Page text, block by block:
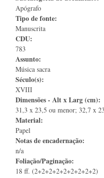
Apógrafo
Tipo de fonte:
Manuscrita
CDU:
783
Assunto:
Música sacra
Século(s):
XVIII
Dimensões - Alt x Larg (cm):
31,3 x 23,5 ou menor; 32,7 x
Material:
Papel
Notas de encadernação:
n/a
Foliação/Paginação:
18 ff. (2+2+2+2+2+2+2+2+2)